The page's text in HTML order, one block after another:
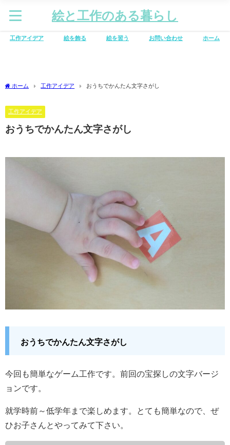
絵と工作のある暮らし
工作アイデア 絵を飾る 絵を習う お問い合わせ ホーム
ホーム 工作アイデア おうちでかんたん文字さがし
工作アイデア
おうちでかんたん文字さがし
おうちでかんたん文字さがし
今回も簡単なゲーム工作です。前回の宝探しの文字バージ
ョンです。
就学時前～低学年まで楽しめます。とても簡単なので、ぜ
ひお子さんとやってみて下さい。